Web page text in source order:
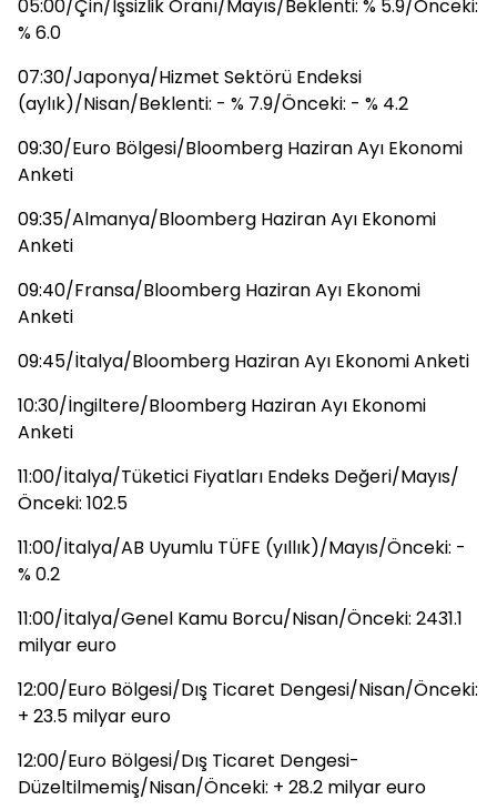
05:00/Çin/İşsizlik Oranı/Mayıs/Beklenti: % 5.9/Önceki:
% 6.0
07:30/Japonya/Hizmet Sektörü Endeksi
(aylık)/Nisan/Beklenti: - % 7.9/Önceki: - % 4.2
09:30/Euro Bölgesi/Bloomberg Haziran Ayı Ekonomi
Anketi
09:35/Almanya/Bloomberg Haziran Ayı Ekonomi
Anketi
09:40/Fransa/Bloomberg Haziran Ayı Ekonomi
Anketi
09:45/İtalya/Bloomberg Haziran Ayı Ekonomi Anketi
10:30/İngiltere/Bloomberg Haziran Ayı Ekonomi
Anketi
11:00/İtalya/Tüketici Fiyatları Endeks Değeri/Mayıs/
Önceki: 102.5
11:00/İtalya/AB Uyumlu TÜFE (yıllık)/Mayıs/Önceki: -
% 0.2
11:00/İtalya/Genel Kamu Borcu/Nisan/Önceki: 2431.1
milyar euro
12:00/Euro Bölgesi/Dış Ticaret Dengesi/Nisan/Önceki:
+ 23.5 milyar euro
12:00/Euro Bölgesi/Dış Ticaret Dengesi-
Düzeltilmemiş/Nisan/Önceki: + 28.2 milyar euro